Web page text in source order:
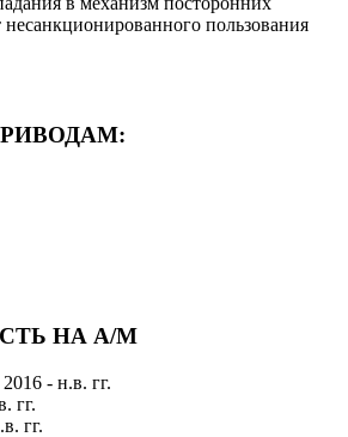
несанкционированного пользования
НА А/М
- н.в. гг.
гг.
гг.